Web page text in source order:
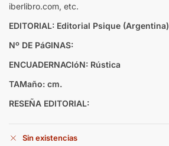
iberlibro.com, etc.
EDITORIAL: Editorial Psique (Argentina)
Nº DE PáGINAS:
ENCUADERNACIóN: Rústica
TAMaño: cm.
RESEÑA EDITORIAL:
Sin existencias